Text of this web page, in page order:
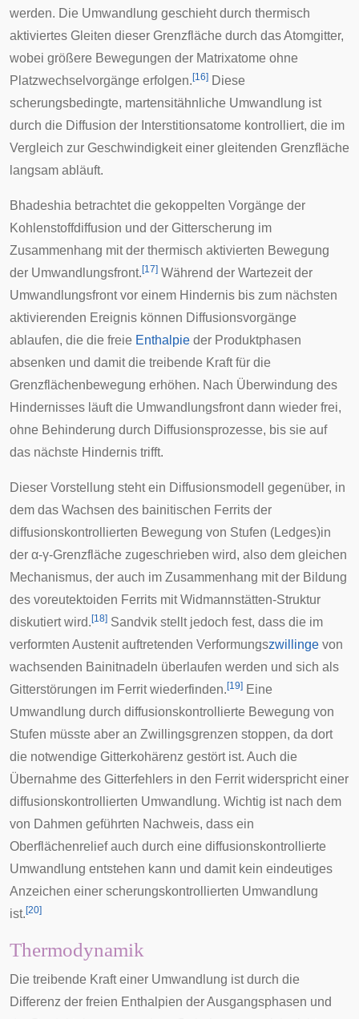
werden. Die Umwandlung geschieht durch thermisch
aktiviertes Gleiten dieser Grenzfläche durch das Atomgitter,
wobei größere Bewegungen der Matrixatome ohne
Platzwechselvorgänge erfolgen. [16] Diese
scherungsbedingte, martensitähnliche Umwandlung ist
durch die Diffusion der Interstitionsatome kontrolliert, die im
Vergleich zur Geschwindigkeit einer gleitenden Grenzfläche
langsam abläuft.
Bhadeshia betrachtet die gekoppelten Vorgänge der
Kohlenstoffdiffusion und der Gitterscherung im
Zusammenhang mit der thermisch aktivierten Bewegung
der Umwandlungsfront. [17] Während der Wartezeit der
Umwandlungsfront vor einem Hindernis bis zum nächsten
aktivierenden Ereignis können Diffusionsvorgänge
ablaufen, die die freie Enthalpie der Produktphasen
absenken und damit die treibende Kraft für die
Grenzflächenbewegung erhöhen. Nach Überwindung des
Hindernisses läuft die Umwandlungsfront dann wieder frei,
ohne Behinderung durch Diffusionsprozesse, bis sie auf
das nächste Hindernis trifft.
Dieser Vorstellung steht ein Diffusionsmodell gegenüber, in
dem das Wachsen des bainitischen Ferrits der
diffusionskontrollierten Bewegung von Stufen (Ledges)in
der α-γ-Grenzfläche zugeschrieben wird, also dem gleichen
Mechanismus, der auch im Zusammenhang mit der Bildung
des voreutektoiden Ferrits mit Widmannstätten-Struktur
diskutiert wird. [18] Sandvik stellt jedoch fest, dass die im
verformten Austenit auftretenden Verformungszwillinge von
wachsenden Bainitnadeln überlaufen werden und sich als
Gitterstörungen im Ferrit wiederfinden. [19] Eine
Umwandlung durch diffusionskontrollierte Bewegung von
Stufen müsste aber an Zwillingsgrenzen stoppen, da dort
die notwendige Gitterkohärenz gestört ist. Auch die
Übernahme des Gitterfehlers in den Ferrit widerspricht einer
diffusionskontrollierten Umwandlung. Wichtig ist nach dem
von Dahmen geführten Nachweis, dass ein
Oberflächenrelief auch durch eine diffusionskontrollierte
Umwandlung entstehen kann und damit kein eindeutiges
Anzeichen einer scherungskontrollierten Umwandlung
ist. [20]
Thermodynamik
Die treibende Kraft einer Umwandlung ist durch die
Differenz der freien Enthalpien der Ausgangsphasen und